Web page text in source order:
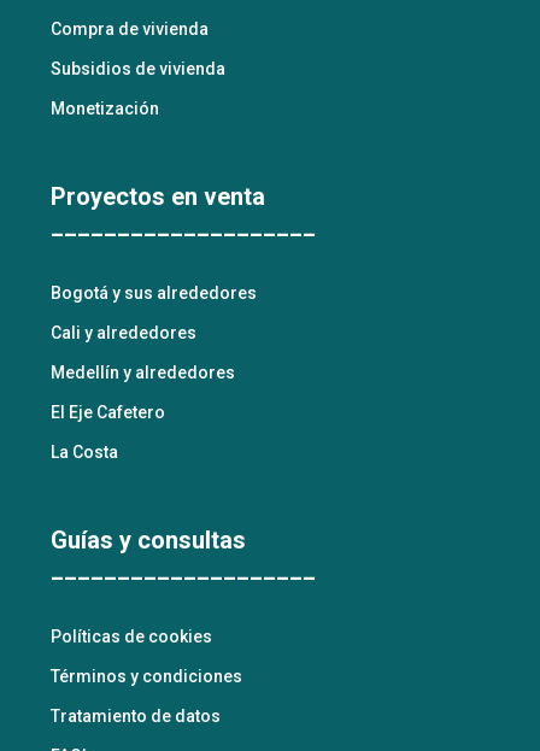
Compra de vivienda
Subsidios de vivienda
Monetización
Proyectos en venta
____________________
Bogotá y sus alrededores
Cali y alrededores
Medellín y alrededores
El Eje Cafetero
La Costa
Guías y consultas
____________________
Políticas de cookies
Términos y condiciones
Tratamiento de datos